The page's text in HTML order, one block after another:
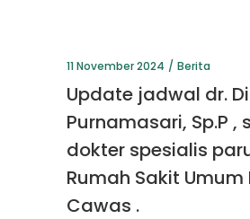
11 November 2024 Berita
Update jadwal dr.
Purnamasari, Sp.P ,
dokter spesialis
Rumah Sakit Umum
Cawas .